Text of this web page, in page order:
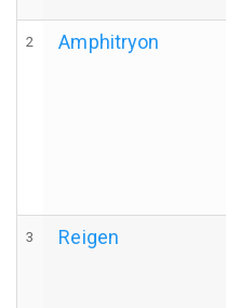
2 Amphitryon
3 Reigen